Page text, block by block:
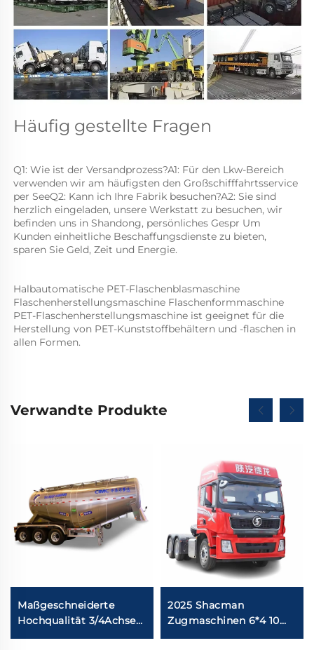
Häufig gestellte Fragen
Q1: Wie ist der Versandprozess?A1: Für den Lkw-Bereich
verwenden wir am häufigsten den Großschifffahrtsservice
per SeeQ2: Kann ich Ihre Fabrik besuchen?A2: Sie sind
herzlich eingeladen, unsere Werkstatt zu besuchen, wir
befinden uns in Shandong, persönliches Gespr Um
Kunden einheitliche Beschaffungsdienste zu bieten,
sparen Sie Geld, Zeit und Energie.
Halbautomatische PET-Flaschenblasmaschine
Flaschenherstellungsmaschine Flaschenformmaschine
PET-Flaschenherstellungsmaschine ist geeignet für die
Herstellung von PET-Kunststoffbehältern und -flaschen in
allen Formen.
Verwandte Produkte
Maßgeschneiderte
Hochqualität 3/4Achsen
Bulk Cement Semi
2025 Shacman
Zugmaschinen 6*4 10
Räder 430 PS Shacman